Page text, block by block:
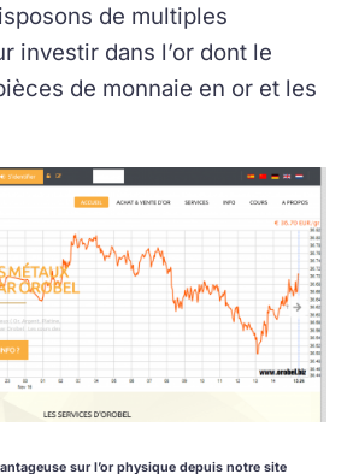
de multiples
investir dans l’or dont le
de monnaie en or et les
sur l’or physique depuis notre site